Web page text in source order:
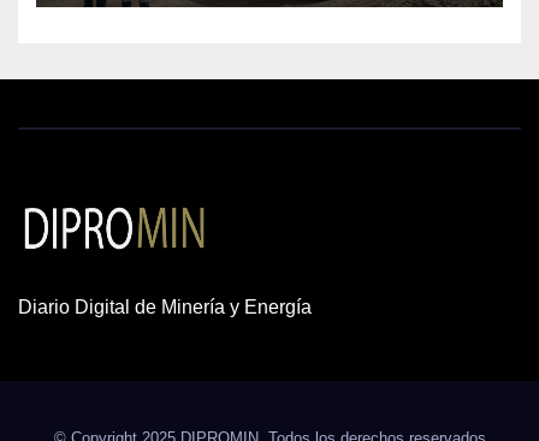
Diario Digital de Minería y Energía